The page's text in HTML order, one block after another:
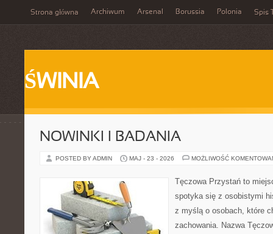
Strona główna Archiwum Arsenal Borussia Polonia Spis
ŚWINIA
NOWINKI I BADANIA
POSTED BY ADMIN MAJ - 23 - 2026 MOŻLIWOŚĆ
Tęczowa Przystań to
spotyka się z osobistymi
z myślą o osobach, które
zachowania. Nazwa